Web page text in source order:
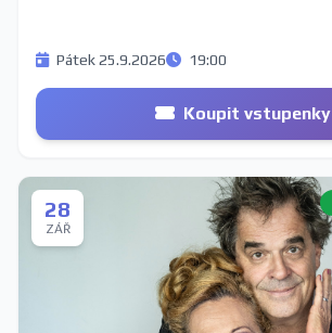
Pátek 25.9.2026 19:00
Koupit vstupenky
28
ZÁŘ